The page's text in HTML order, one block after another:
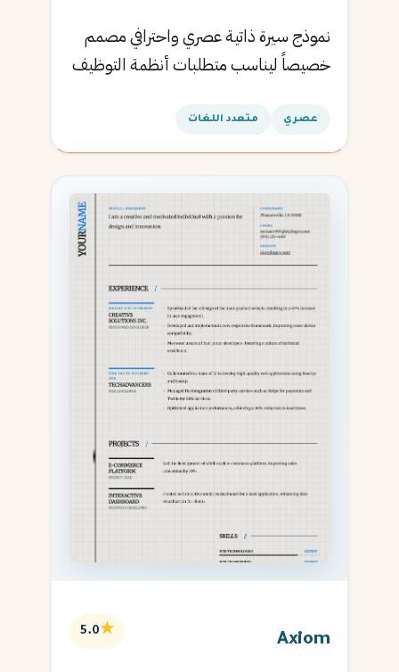
نموذج سيرة ذاتية عصري واحترافي مصمم
خصيصاً ليناسب متطلبات أنظمة التوظيف
القادمة.
عصري متعدد اللغات
Axiom
★
5.0